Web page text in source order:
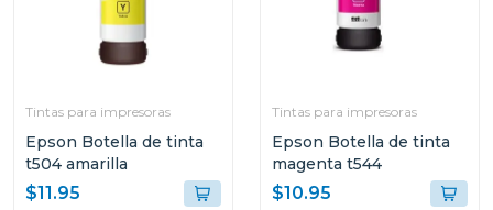
Tintas para impresoras
Epson Botella de tinta
t504 amarilla
$11.95
Tintas para impresoras
Epson Botella de tinta
magenta t544
$10.95